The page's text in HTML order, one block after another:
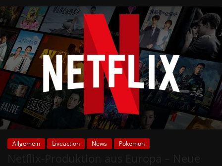
Allgemein Liveaction News Pokemon